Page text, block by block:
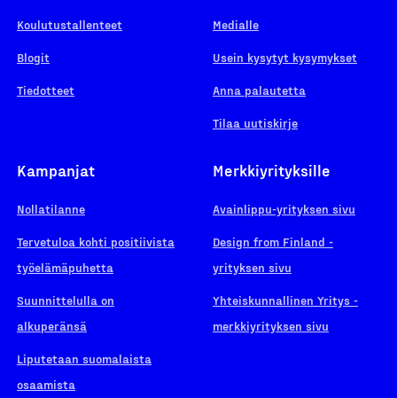
Koulutustallenteet
Blogit
Tiedotteet
Medialle
Usein kysytyt kysymykset
Anna palautetta
Tilaa uutiskirje
Kampanjat
Nollatilanne
Tervetuloa kohti positiivista
työelämäpuhetta
Suunnittelulla on
alkuperänsä
Liputetaan suomalaista
osaamista
Merkkiyrityksille
Avainlippu-yrityksen sivu
Design from Finland -
yrityksen sivu
Yhteiskunnallinen Yritys -
merkkiyrityksen sivu